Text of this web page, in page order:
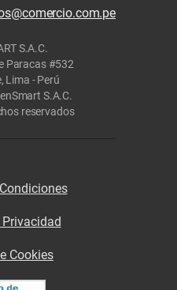
S.A.C.
Paracas #532
Lima - Perú
S.A.C.
reservados
Cookies